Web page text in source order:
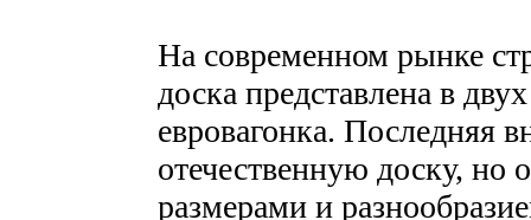
На современном рынке
доска представлена в
евровагонка. Последняя
отечественную доску, но
размерами и